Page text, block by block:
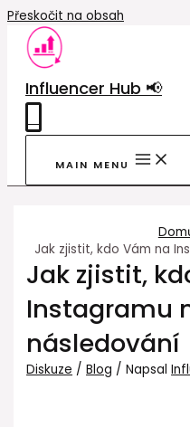
Přeskočit na obsah
Influencer Hub 📢
MAIN MENU
Jak zjistit, kdo Vám na
Jak zjistit,
Instagramu
následování
Diskuze /Blog / Napsal